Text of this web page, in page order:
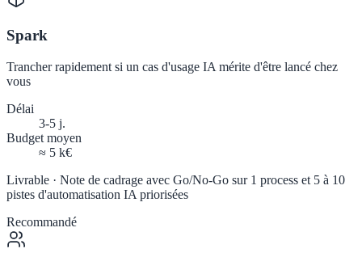
Spark
Trancher rapidement si un cas d'usage IA mérite d'être lancé chez
vous
Délai
3-5 j.
Budget moyen
≈ 5 k€
Livrable · Note de cadrage avec Go/No-Go sur 1 process et 5 à 10
pistes d'automatisation IA priorisées
Recommandé